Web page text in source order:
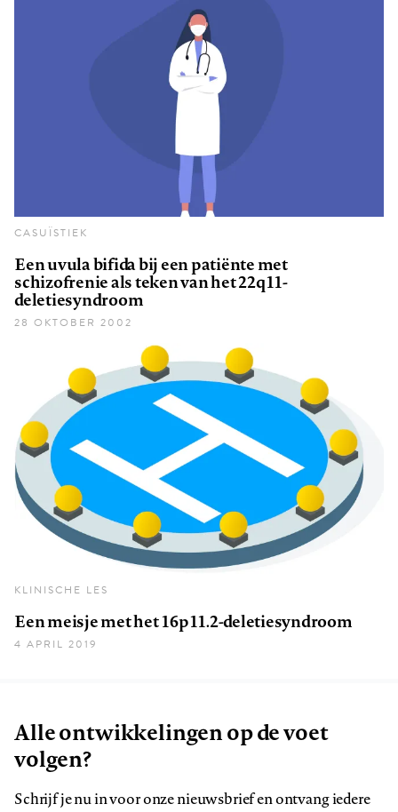
CASUÏSTIEK
Een uvula bifida bij een patiënte met
schizofrenie als teken van het 22q11-
deletiesyndroom
28 OKTOBER 2002
KLINISCHE LES
Een meisje met het 16p11.2-deletiesyndroom
4 APRIL 2019
Alle ontwikkelingen op de voet
volgen?
Schrijf je nu in voor onze nieuwsbrief en ontvang iedere